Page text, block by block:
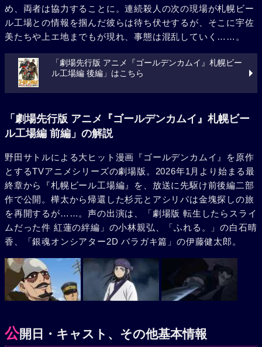
め、両者は協力することに。連続殺人の次の現場が札幌ビー
ル工場との情報を掴んだ彼らは待ち伏せするが、そこに宇佐
美たちや上エ地までもが現れ、事態は混乱していく……。
「劇場先行版 アニメ『ゴールデンカムイ』札幌ビー
ル工場編 後編」はこちら
「劇場先行版 アニメ『ゴールデンカムイ』札幌ビー
ル工場編 前編」の解説
野田サトルによる大ヒット漫画『ゴールデンカムイ』を原作
とするTVアニメシリーズの劇場版。2026年1月より始まる最
終章から『札幌ビール工場編』を、放送に先駆け前後編二部
作で公開。樺太から帰還した杉元とアシリパは金塊探しの旅
を再開するが……。声の出演は、「劇場版 転生したらスライ
ムだった件 紅蓮の絆編」の小林親弘、「ふれる。」の白石晴
香、「銀魂オンシアター2D バラガキ篇」の伊藤健太郎。
公開日・キャスト、その他基本情報